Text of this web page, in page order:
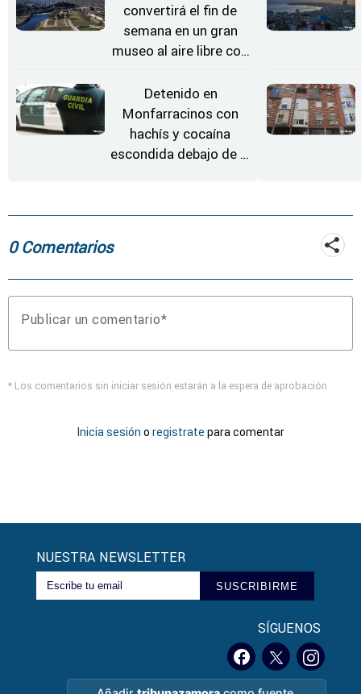
convertirá el fin de
semana en un gran
museo al aire libre con
Detenido en
Monfarracinos con
hachís y cocaína
escondida debajo de la
0 Comentarios
Publicar un comentario
* Los comentarios sin iniciar sesión estarán a la espera de aprobación
Inicia sesión o registrate para comentar
NUESTRA NEWSLETTER
SUSCRIBIRME
SÍGUENOS